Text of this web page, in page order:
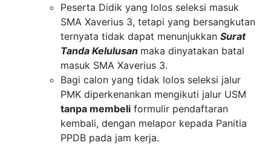
Peserta Didik yang lolos seleksi masuk
SMA Xaverius 3, tetapi yang bersangkutan
ternyata tidak dapat menunjukkan Surat
Tanda Kelulusan maka dinyatakan batal
masuk SMA Xaverius 3.
Bagi calon yang tidak lolos seleksi jalur
PMK diperkenankan mengikuti jalur USM
tanpa membeli formulir pendaftaran
kembali, dengan melapor kepada Panitia
PPDB pada jam kerja.